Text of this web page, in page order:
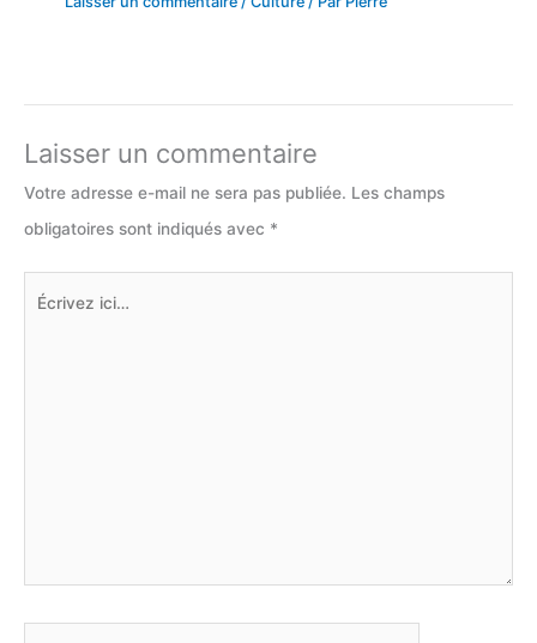
Laisser un commentaire
Votre adresse e-mail ne sera pas publiée. Les champs
obligatoires sont indiqués avec *